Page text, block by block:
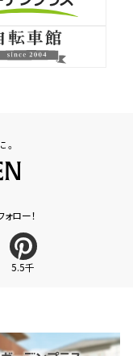
ロー！
5.5千